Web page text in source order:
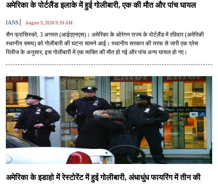
अमेरिका के पोर्टलैंड इलाके में हुई गोलीबारी, एक की मौत और पांच घायल
IANS | August 3, 2026 9:39 AM
सैन फ्रांसिस्को, 3 अगस्त (आईएएनएस)। अमेरिका के ओरेगन राज्य के पोर्टलैंड में रविवार (अमेरिकी
स्थानीय समय) को गोलीबारी की घटना सामने आई। स्थानीय सरकार की तरफ से जारी एक प्रेस
रिलीज के अनुसार, इस गोलीबारी में एक व्यक्ति की मौत हो गई और पांच अन्य घायल हो गए।
अमेरिका के इडाहो में रेस्टोरेंट में हुई गोलीबारी, अंधाधुंध फायरिंग में तीन की